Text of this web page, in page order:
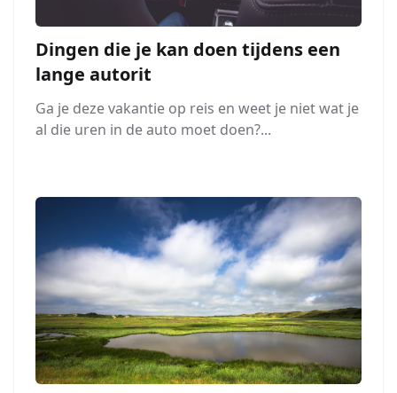
Dingen die je kan doen tijdens een
lange autorit
Ga je deze vakantie op reis en weet je niet wat je
al die uren in de auto moet doen?...